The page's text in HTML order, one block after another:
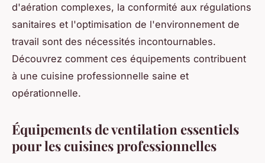
d'aération complexes, la conformité aux régulations
sanitaires et l'optimisation de l'environnement de
travail sont des nécessités incontournables.
Découvrez comment ces équipements contribuent
à une cuisine professionnelle saine et
opérationnelle.
Équipements de ventilation essentiels
pour les cuisines professionnelles